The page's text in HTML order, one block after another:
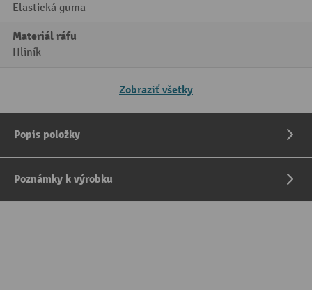
Elastická guma
Materiál ráfu
Hliník
Zobraziť všetky
Popis položky
Poznámky k výrobku